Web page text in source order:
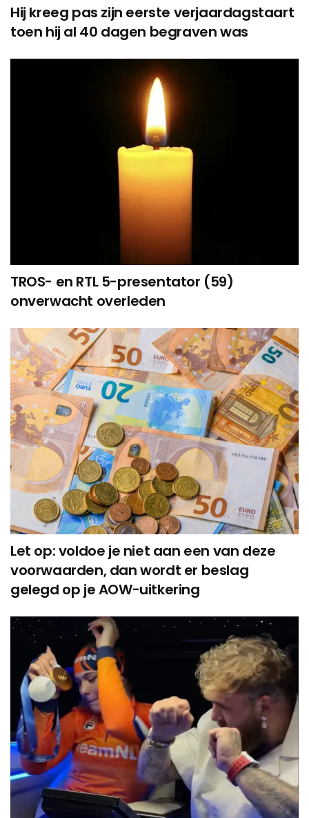
Hij kreeg pas zijn eerste verjaardagstaart
toen hij al 40 dagen begraven was
TROS- en RTL 5-presentator (59)
onverwacht overleden
Let op: voldoe je niet aan een van deze
voorwaarden, dan wordt er beslag
gelegd op je AOW-uitkering